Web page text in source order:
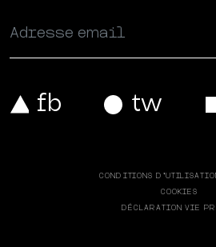
CONDITIONS
COOKIES
DÉCLARATION VIE